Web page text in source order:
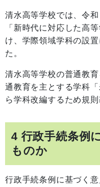
清水高等学校では、令
「新時代に対応した高
け、学際領域学科の設
た。
清水高等学校の普通教
通教育を主とする学科
ら学科改編するため規
4 行政手続条例
ものか
行政手続条例に基づく意